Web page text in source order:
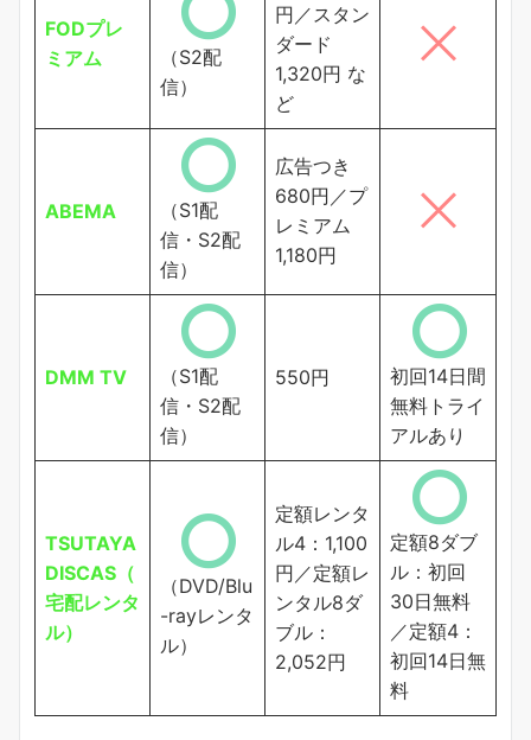
FODプレ
ミアム
（S2配
信）
円／スタン
ダード
1,320円 な
ど
ABEMA
（S1配
信・S2配
信）
広告つき
680円／プ
レミアム
1,180円
DMM TV
（S1配
信・S2配
信）
550円
初回14日間
無料トライ
アルあり
TSUTAYA
DISCAS（
宅配レンタ
ル）
（DVD/Blu
-rayレンタ
ル）
定額レンタ
ル4：1,100
円／定額レ
ンタル8ダ
ブル：
2,052円
定額8ダブ
ル：初回
30日無料
／定額4：
初回14日無
料